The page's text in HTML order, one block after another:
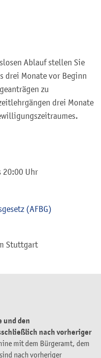
und den
nach vorheriger
mit dem Bürgeramt, dem
nach vorheriger
Ablauf stellen Sie
drei Monate vor Beginn
zu
drei Monate
20:00 Uhr
(AFBG)
Stuttgart